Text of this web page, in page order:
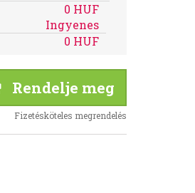
0 HUF
Ingyenes
0 HUF
Rendelje meg
Fizetésköteles megrendelés